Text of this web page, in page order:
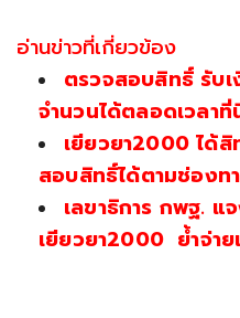
อ่านข่าวที่เกี่ยวข้อง
ตรวจสอบสิทธิ์ รับ
จำนวนได้ตลอดเวลาที่
เยียวยา2000 ได้
สอบสิทธิ์ได้ตามช่องท
เลขาธิการ กพฐ. แ
เยียวยา2000 ย้ำจ่าย